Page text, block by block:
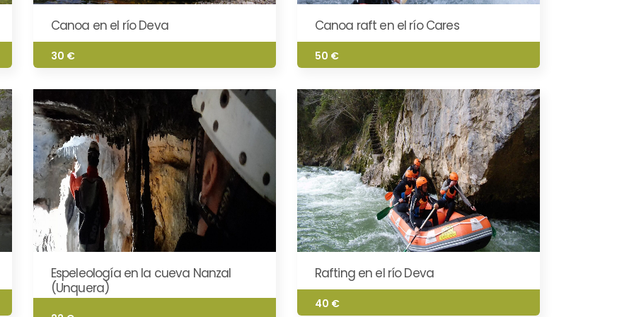
Canoa en el río Deva
30 €
Canoa raft en el río Cares
50 €
Espeleología en la cueva Nanzal
(Unquera)
Rafting en el río Deva
40 €